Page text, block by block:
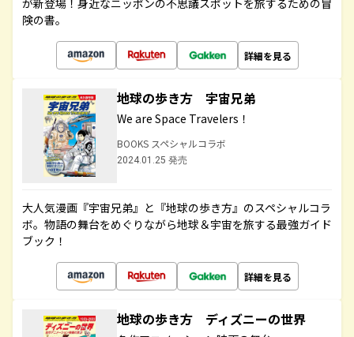
が新登場！身近なニッポンの不思議スポットを旅するための冒
険の書。
詳細を見る
地球の歩き方 宇宙兄弟
We are Space Travelers！
BOOKS スペシャルコラボ
2024.01.25 発売
大人気漫画『宇宙兄弟』と『地球の歩き方』のスペシャルコラ
ボ。物語の舞台をめぐりながら地球＆宇宙を旅する最強ガイド
ブック！
詳細を見る
地球の歩き方 ディズニーの世界